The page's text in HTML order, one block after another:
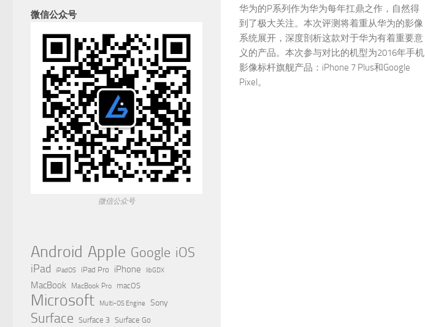
华为的P系列作为华为每年扛鼎之作，自然得
到了极大关注。本次评测将着重从华为的影像
系统展开，深度剖析这款对于华为有着重要意
义的产品。本次参与对比的机型为2016年手机
影像标杆旗舰产品：iPhone 7 Plus和Google
Pixel。
微信公众号
微信公众号
Android Apple Google iOS
iPad iPadOS iPad Pro iPhone libGDX
MacBook MacBook Pro macOS
Microsoft Multi-OS Engine Sony
Surface Surface 3 Surface Go